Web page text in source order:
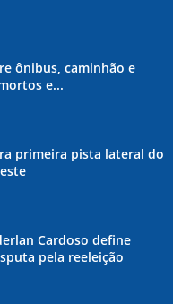
ônibus, caminhão e
e...
primeira pista lateral do
Cardoso define
pela reeleição